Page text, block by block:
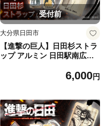
受付前
大分県日田市
【進撃の巨人】日田杉ストラ
ップ アルミン 日田駅南広場
有限会社丸記屋 [ARGH011]
6,000円